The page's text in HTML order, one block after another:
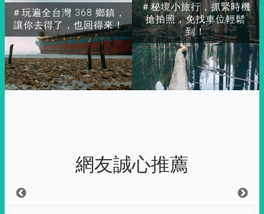
＃玩遍全台灣 368 鄉鎮，
讓你去得了，也回得來！
＃秘境小旅行，抓緊時機
搶拍照，免找車位輕鬆
到！
網友誠心推薦